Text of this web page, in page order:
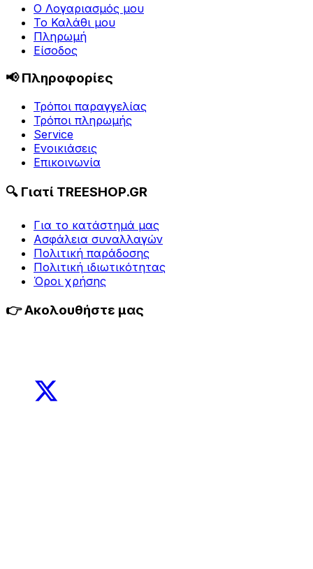
Ο Λογαριασμός μου
Το Καλάθι μου
Πληρωμή
Είσοδος
📢 Πληροφορίες
Τρόποι παραγγελίας
Τρόποι πληρωμής
Service
Ενοικιάσεις
Επικοινωνία
🔍 Γιατί TREESHOP.GR
Για τo κατάστημά μας
Ασφάλεια συναλλαγών
Πολιτική παράδοσης
Πολιτική ιδιωτικότητας
Όροι χρήσης
👉 Ακολουθήστε μας